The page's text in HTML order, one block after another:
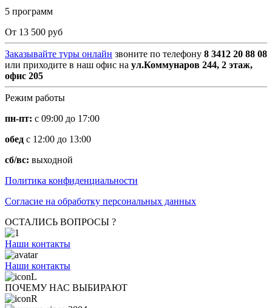
5 программ
От 13 500 руб
Заказывайте туры онлайн звоните по телефону 8 3412 20 88 08
или приходите в наш офис на ул.Коммунаров 244, 2 этаж,
офис 205
Режим работы
пн-пт: с 09:00 до 17:00
обед с 12:00 до 13:00
сб/вс: выходной
Политика конфиденциальности
Согласие на обработку персональных данных
ОСТАЛИСЬ ВОПРОСЫ ?
Наши контакты
Наши контакты
ПОЧЕМУ НАС ВЫБИРАЮТ